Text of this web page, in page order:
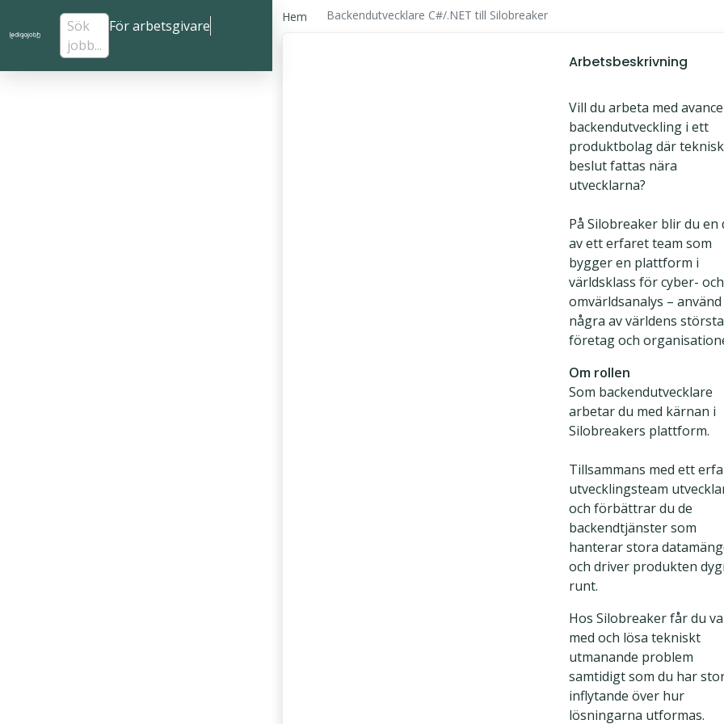
Sök
jobb...
För arbetsgivare
Hem Backendutvecklare C#/.NET till Silobreaker
Arbetsbeskrivning
Vill du arbeta med
backendutveckling i ett
produktbolag där
beslut fattas nära
utvecklarna?
På Silobreaker blir du en
av ett erfaret team som
bygger en plattform i
världsklass för cyber- och
omvärldsanalys – använd
några av världens största
företag och
Om rollen
Som backendutvecklare
arbetar du med kärnan i
Silobreakers plattform.
Tillsammans med ett
utvecklingsteam
och förbättrar du de
backendtjänster som
hanterar stora
och driver produkten
runt.
Hos Silobreaker får du
med och lösa tekniskt
utmanande problem
samtidigt som du har
inflytande över hur
lösningarna utformas.